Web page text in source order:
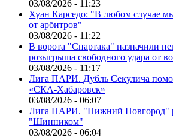
03/08/2026 - 11:23
Хуан Карседо: "В любом случае
от арбитров"
03/08/2026 - 11:22
В ворота "Спартака" назначили
розыгрыша свободного удара от
03/08/2026 - 11:17
Лига ПАРИ. Дубль Секулича
«СКА-Хабаровск»
03/08/2026 - 06:07
Лига ПАРИ. "Нижний Новгород"
"Шинником"
03/08/2026 - 06:04